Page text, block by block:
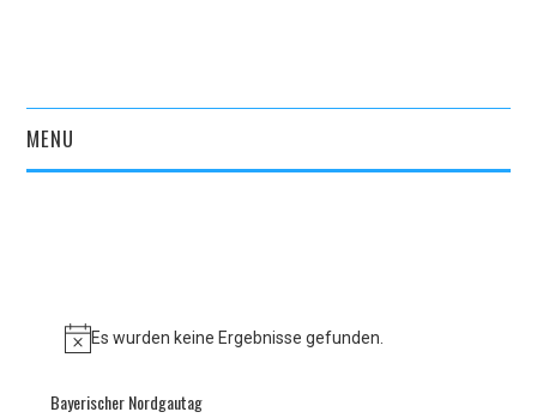
MENU
VEREIN
Hinweis
Es wurden keine Ergebnisse gefunden.
Bayerischer Nordgautag